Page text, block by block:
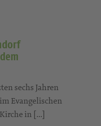
sechs Jahren
Evangelischen
in […]